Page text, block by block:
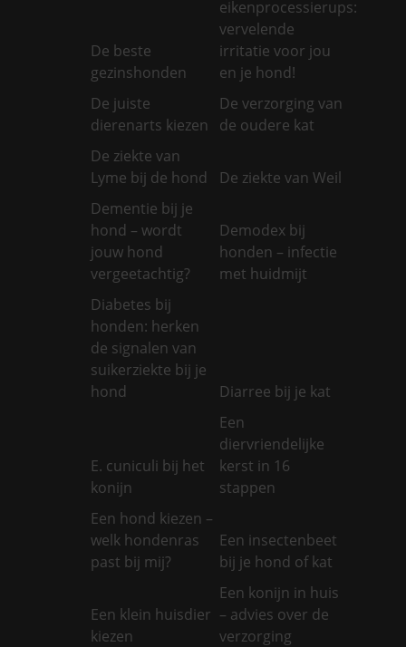
De beste
gezinshonden
eikenprocessierups:
vervelende
irritatie voor jou
en je hond!
De juiste
dierenarts kiezen
De verzorging van
de oudere kat
De ziekte van
Lyme bij de hond
De ziekte van Weil
Dementie bij je
hond – wordt
jouw hond
vergeetachtig?
Demodex bij
honden – infectie
met huidmijt
Diabetes bij
honden: herken
de signalen van
suikerziekte bij je
hond
Diarree bij je kat
E. cuniculi bij het
konijn
Een
diervriendelijke
kerst in 16
stappen
Een hond kiezen –
welk hondenras
past bij mij?
Een insectenbeet
bij je hond of kat
Een klein huisdier
kiezen
Een konijn in huis
– advies over de
verzorging